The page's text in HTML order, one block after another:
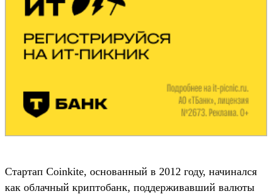
Стартап Coinkite, основанный в 2012 году, начинался
как облачный криптобанк, поддерживавший валюты